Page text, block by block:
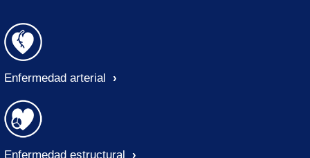
Enfermedad arterial
Enfermedad estructural